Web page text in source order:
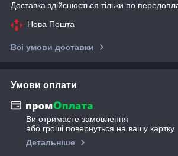
Доставка здійснюється тільки по
Нова Пошта
Всі умови доставки
Умови оплати
Ви отримаєте замовлення
або гроші повернуться на вашу картку
Детальніше